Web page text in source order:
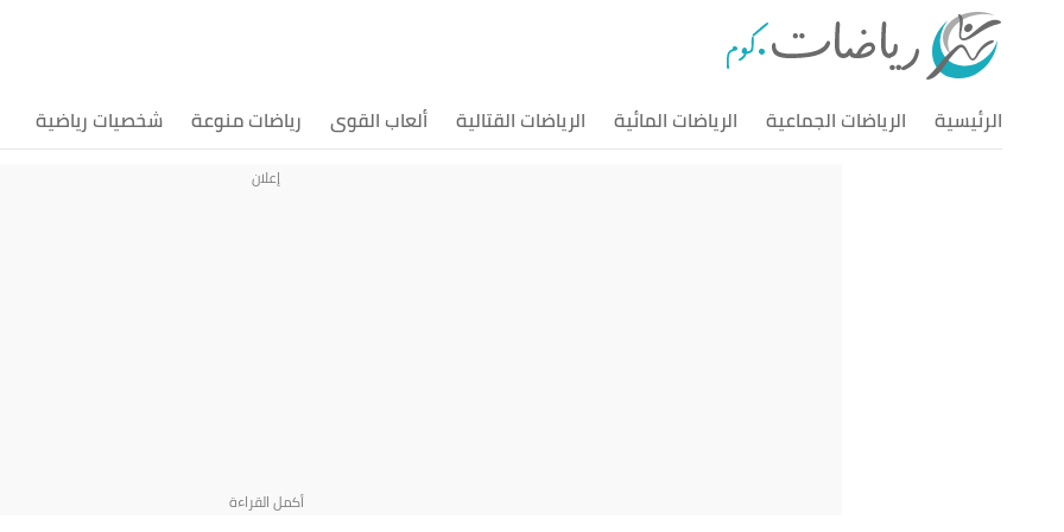
الرئيسية الرياضات الجماعية الرياضات المائية الرياضات القتالية ألعاب القوى رياضات منوعة شخصيات رياضية